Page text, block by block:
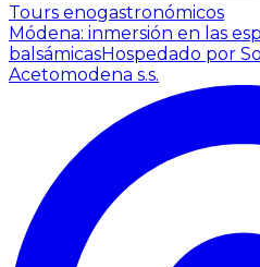
Tours enogastronómicos
Módena: inmersión en las
balsámicasHospedado por
Acetomodena s.s.